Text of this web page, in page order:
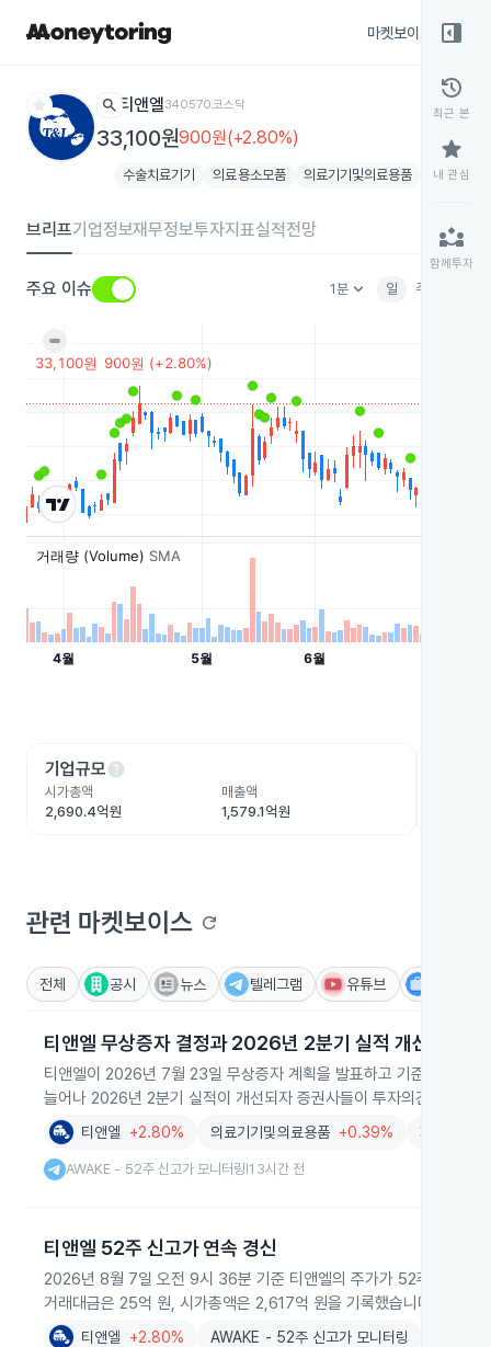
마켓보이스
star search 티앤엘340570코스닥
33,100원900원(+2.80%)
수술치료기기 의료용소모품 의료기기및의료용품
브리프기업정보재무정보투자지표실적전망
주요 이슈 1분keyboard_arrow_down 일 주
기업규모help
시가총액
2,690.4억원
매출액
1,579.1억원
관련 마켓보이스 refresh
전체 공시 뉴스 텔레그램 유튜브
티앤엘 무상증자 결정과 2026년 2분기 실적 개선
티앤엘이 2026년 7월 23일 무상증자 계획을 발표하고 기준일을 8
늘어나 2026년 2분기 실적이 개선되자 증권사들이 투자의견을 상향
티앤엘 +2.80% 의료기기및의료용품 +0.39% 화장품
AWAKE - 52주 신고가 모니터링 |13시간 전
티앤엘 52주 신고가 연속 경신
2026년 8월 7일 오전 9시 36분 기준 티앤엘의 주가가 52주 신고가
거래대금은 25억 원, 시가총액은 2,617억 원을 기록했습니다.
티앤엘 +2.80% AWAKE - 52주 신고가 모니터링
right_panel_open
history
최근 본
star
내 관심
partner_exchange
함께투자